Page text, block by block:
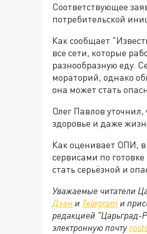
Соответствующее
потребительской
Как сообщает
все сети, которые
разнообразную еду.
мораторий, однако
она может стать
Олег Павлов уточнил,
здоровье и даже
Как оценивает ОПИ,
сервисами по
стать серьёзной и
Уважаемые читатели
Дзен и Telegram и
редакцией "Царьград-
электронную почту